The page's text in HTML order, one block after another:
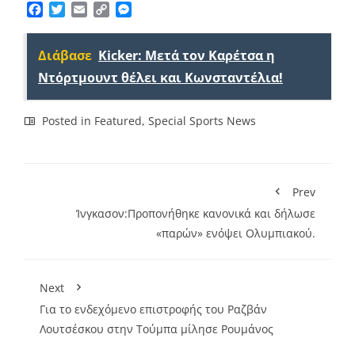
Facebook
TwitterEmailCopy
Διάβασε Kicker: Μετά τον Καρέτσα η
Ντόρτμουντ θέλει και Κωνσταντέλια!
Posted in Featured, Special Sports News
Prev
Ίνγκασον:Προπονήθηκε κανονικά και δήλωσε
«παρών» ενόψει Ολυμπιακού.
Next
Για το ενδεχόμενο επιστροφής του Ραζβάν
Λουτσέσκου στην Τούμπα μίλησε Ρουμάνος